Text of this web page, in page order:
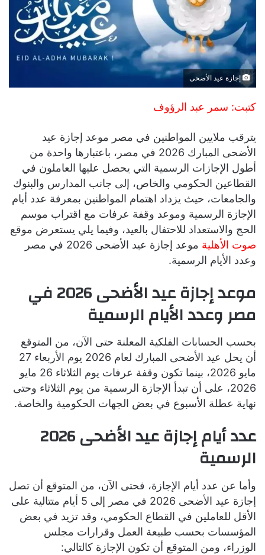
إجازة عيد الأضحى
كتبت: سمر عبد الرؤوف
يترقب ملايين المواطنين في مصر موعد إجازة عيد
الأضحى المبارك 2026 في مصر، باعتبارها واحدة من
أطول الإجازات الرسمية التي يحصل عليها العاملون في
القطاعين الحكومي والخاص، إلى جانب المدارس والبنوك
والجامعات، حيث يزداد اهتمام المواطنين بمعرفة عدد أيام
الإجازة الرسمية وموعد وقفة عرفات مع اقتراب موسم
الحج والاستعداد للاحتفال بالعيد، وفيما يلي يستعرض موقع
صوت الأهلية
موعد إجازة عيد الأضحى 2026 في مصر
وعدد الأيام الرسمية.
موعد إجازة عيد الأضحى 2026 في
مصر وعدد الأيام الرسمية
بحسب الحسابات الفلكية المعلنة حتى الآن، من المتوقع
أن يحل عيد الأضحى المبارك لعام 2026 يوم الأربعاء 27
مايو 2026، بينما تكون وقفة عرفات يوم الثلاثاء 26 مايو
2026، على أن تبدأ الإجازة الرسمية من يوم الثلاثاء وحتى
نهاية عطلة الأسبوع في بعض الجهات الحكومية والخاصة.
عدد أيام إجازة عيد الأضحى 2026
الرسمية
وأما عن عدد أيام الإجازة، فحتى الآن، من المتوقع أن تصل
إجازة عيد الأضحى 2026 في مصر إلى 5 أيام متتالية على
الأقل للعاملين في القطاع الحكومي، وقد تزيد في بعض
المؤسسات بحسب طبيعة العمل وقرارات مجلس
الوزراء، ومن المتوقع أن تكون الإجازة كالتالي: